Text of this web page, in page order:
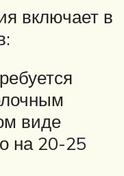
включает в
виде
на 20-25